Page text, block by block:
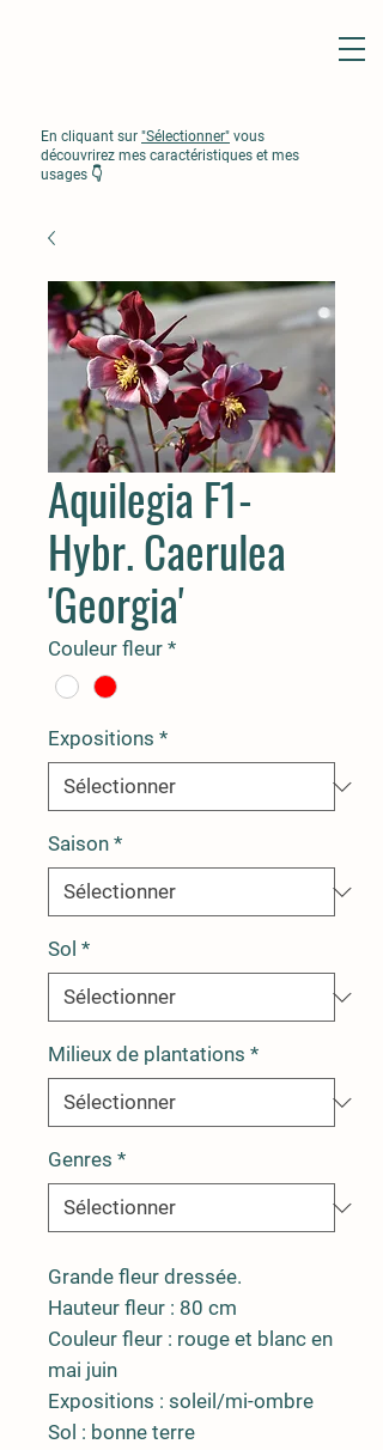
En cliquant sur "Sélectionner" vous
découvrirez mes caractéristiques et mes
usages 👇
Aquilegia F1-
Hybr. Caerulea
'Georgia'
Couleur fleur *
Expositions *
Saison *
Sol *
Milieux de plantations *
Genres *
Grande fleur dressée.
Hauteur fleur : 80 cm
Couleur fleur : rouge et blanc en
mai juin
Expositions : soleil/mi-ombre
Sol : bonne terre